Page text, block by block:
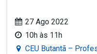
27 Ago 2022
10h às 11h
CEU Butantã –